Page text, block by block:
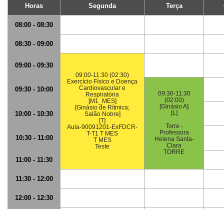
Horas Segunda Terça
08:00 - 08:30
08:30 - 09:00
09:00 - 09:30
09:00-11:30 (02:30)
Exercício Físico e Doença
Cardiovascular e
Respiratória
[M1_MES]
[Ginásio de Rítmica;
Salão Nobre]
[T]
Aula-90091201-ExFDCR-
T-T1 T MES
T MES
Teste
09:30 - 10:00
09:30-11:30
(02:00)
[Ginásio A]
[L]
Torre -
Professora
Helena Santa-
Clara
TORRE
10:00 - 10:30
10:30 - 11:00
11:00 - 11:30
11:30 - 12:00
12:00 - 12:30